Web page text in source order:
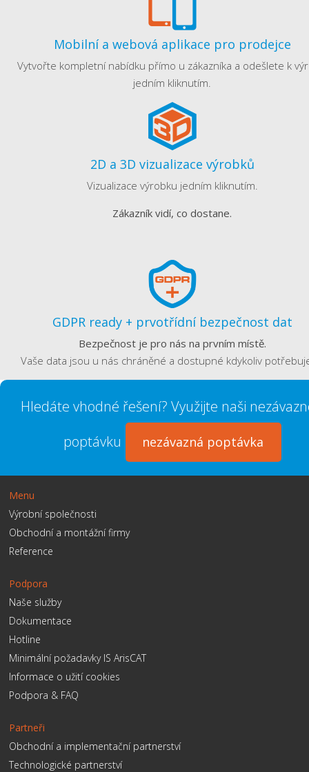
Mobilní a webová aplikace pro prodejce
Vytvořte kompletní nabídku přímo u zákazníka a odešlete k
jedním kliknutím.
2D a 3D vizualizace výrobků
Vizualizace výrobku jedním kliknutím.
Zákazník vidí, co dostane.
GDPR ready + prvotřídní bezpečnost dat
Bezpečnost je pro nás na prvním místě.
Vaše data jsou u nás chráněné a dostupné kdykoliv
Hledáte vhodné řešení? Využijte naši
poptávku
nezávazná poptávka
Menu
Výrobní společnosti
Obchodní a montážní firmy
Reference
Podpora
Naše služby
Dokumentace
Hotline
Minimální požadavky IS ArisCAT
Informace o užití cookies
Podpora & FAQ
Partneři
Obchodní a implementační partnerství
Technologické partnerství